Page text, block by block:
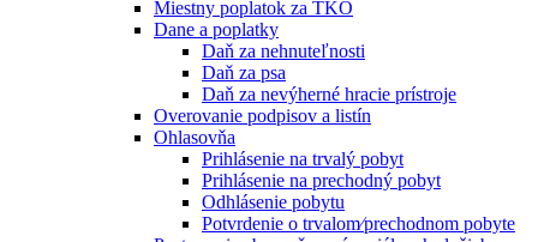
Miestny poplatok za TKO
Dane a poplatky
Daň za nehnuteľnosti
Daň za psa
Daň za nevýherné hracie prístroje
Overovanie podpisov a listín
Ohlasovňa
Prihlásenie na trvalý pobyt
Prihlásenie na prechodný pobyt
Odhlásenie pobytu
Potvrdenie o trvalom⁄prechodnom pobyte